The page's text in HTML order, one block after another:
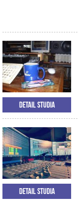
Detail studia
Detail studia